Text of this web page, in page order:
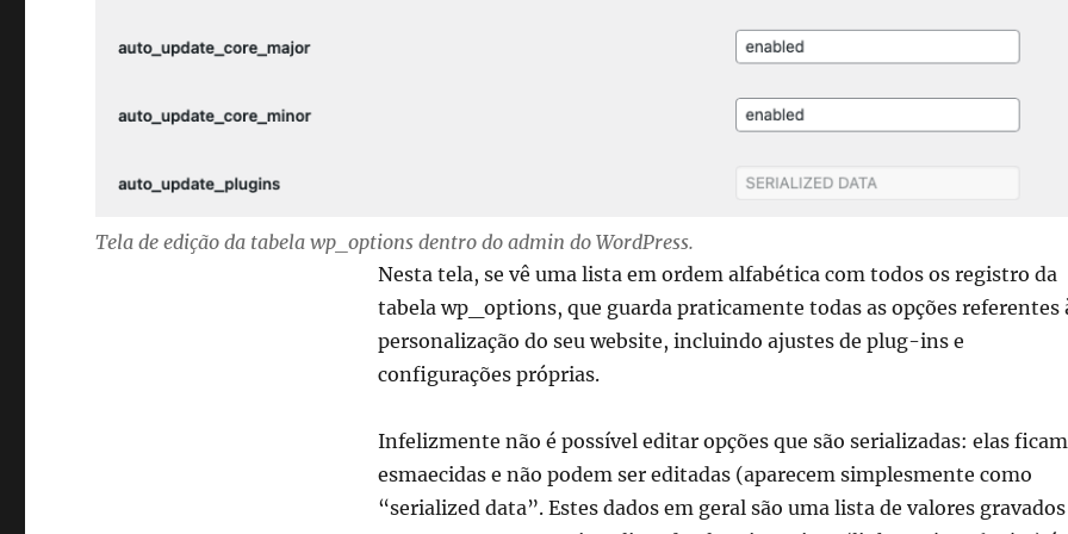
Tela de edição da tabela wp_options dentro do admin do WordPress.
Nesta tela, se vê uma lista em ordem alfabética com todos os registro da
tabela wp_options, que guarda praticamente todas as opções referentes
personalização do seu website, incluindo ajustes de plug-ins e
configurações próprias.
Infelizmente não é possível editar opções que são serializadas: elas ficam
esmaecidas e não podem ser editadas (aparecem simplesmente como
“serialized data”. Estes dados em geral são uma lista de valores gravados